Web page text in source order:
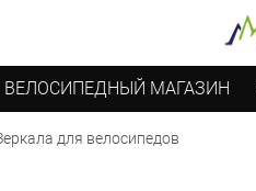
ВЕЛОСИПЕДНЫЙ МАГАЗИН
для велосипедов